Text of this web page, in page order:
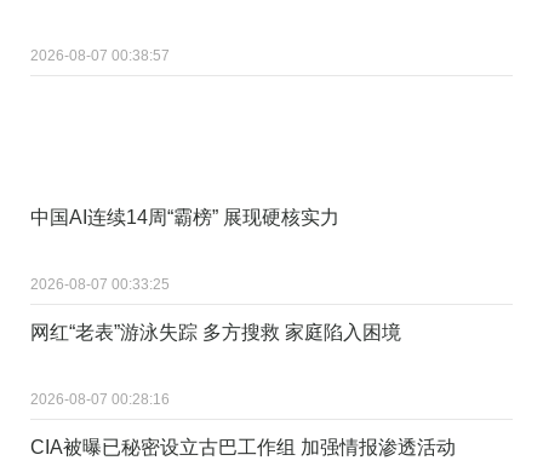
2026-08-07 00:38:57
中国AI连续14周“霸榜” 展现硬核实力
2026-08-07 00:33:25
网红“老表”游泳失踪 多方搜救 家庭陷入困境
2026-08-07 00:28:16
CIA被曝已秘密设立古巴工作组 加强情报渗透活动